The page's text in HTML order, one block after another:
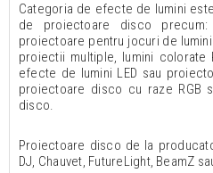
Categoria de efecte de lumini
de proiectoare disco
proiectoare pentru jocuri de
proiectii multiple, lumini
efecte de lumini LED sau
proiectoare disco cu raze RGB
disco.
Proiectoare disco de la
DJ, Chauvet, FutureLight, BeamZ